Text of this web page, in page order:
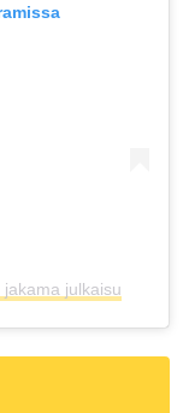
julkaisu